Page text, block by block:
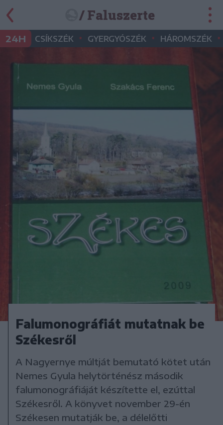
/ Faluszerte
24H CSÍKSZÉK • GYERGYÓSZÉK • HÁROMSZÉK •
Falumonográfiát mutatnak be
Székesről
A Nagyernye múltját bemutató kötet után
Nemes Gyula helytörténész második
falumonográfiáját készítette el, ezúttal
Székesről. A könyvet november 29-én
Székesen mutatják be, a délelőtti